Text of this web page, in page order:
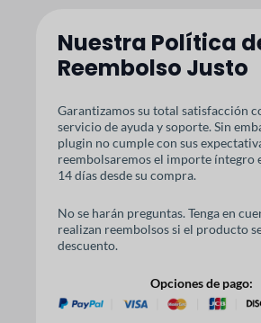
Nuestra Política
Reembolso Justo
Garantizamos su total satisfacción
servicio de ayuda y soporte. Sin
plugin no cumple con sus
reembolsaremos el importe íntegro
14 días desde su compra.
No se harán preguntas. Tenga en
realizan reembolsos si el producto
descuento.
Opciones de pago: